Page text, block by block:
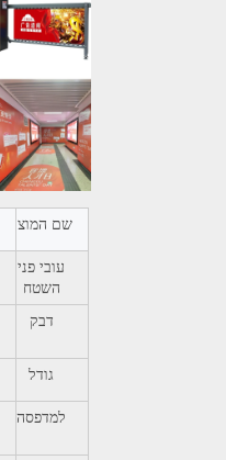
שם המוצר
עובי פני
השטח
דבק
גודל
למדפסה